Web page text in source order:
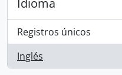
Idioma
Registros únicos
, 1 resultados
Inglés
, 1 resultados